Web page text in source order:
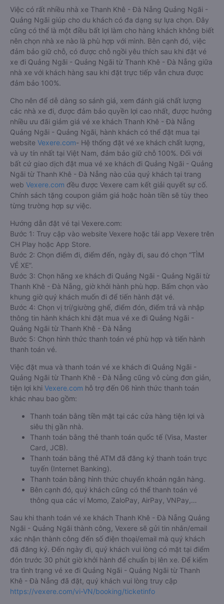
Việc có rất nhiều nhà xe Thanh Khê - Đà Nẵng Quảng Ngãi -
Quảng Ngãi giúp cho du khách có đa dạng sự lựa chọn. Đây
cũng có thể là một điều bất lợi làm cho hàng khách không biết
nên chọn nhà xe nào là phù hợp với mình. Bên cạnh đó, việc
đảm bảo giữ chỗ, có được chỗ ngồi yêu thích sau khi đặt vé
xe đi Quảng Ngãi - Quảng Ngãi từ Thanh Khê - Đà Nẵng giữa
nhà xe với khách hàng sau khi đặt trực tiếp vẫn chưa được
đảm bảo 100%.
Cho nên để dễ dàng so sánh giá, xem đánh giá chất lượng
các nhà xe đi, được đảm bảo quyền lợi cao nhất, được hưởng
nhiều ưu đãi giảm giá vé xe khách Thanh Khê - Đà Nẵng
Quảng Ngãi - Quảng Ngãi, hành khách có thể đặt mua tại
website Vexere.com- Hệ thống đặt vé xe khách chất lượng,
và uy tín nhất tại Việt Nam, đảm bảo giữ chỗ 100%. Đối với
bất cứ giao dịch đặt mua vé xe khách đi Quảng Ngãi - Quảng
Ngãi từ Thanh Khê - Đà Nẵng nào của quý khách tại trang
web Vexere.com đều được Vexere cam kết giải quyết sự cố.
Chính sách tặng coupon giảm giá hoặc hoàn tiền sẽ tùy theo
từng trường hợp sự việc.
Hướng dẫn đặt vé tại Vexere.com:
Bước 1: Truy cập vào website Vexere hoặc tải app Vexere trên
CH Play hoặc App Store.
Bước 2: Chọn điểm đi, điểm đến, ngày đi, sau đó chọn “TÌM
VÉ XE”.
Bước 3: Chọn hãng xe khách đi Quảng Ngãi - Quảng Ngãi từ
Thanh Khê - Đà Nẵng, giờ khởi hành phù hợp. Bấm chọn vào
khung giờ quý khách muốn đi để tiến hành đặt vé.
Bước 4: Chọn vị trí/giường ghế, điểm đón, điểm trả và nhập
thông tin hành khách khi đặt mua vé xe đi Quảng Ngãi -
Quảng Ngãi từ Thanh Khê - Đà Nẵng
Bước 5: Chọn hình thức thanh toán vé phù hợp và tiến hành
thanh toán vé.
Việc đặt mua và thanh toán vé xe khách đi Quảng Ngãi -
Quảng Ngãi từ Thanh Khê - Đà Nẵng cũng vô cùng đơn giản,
tiện lợi khi Vexere.com hỗ trợ đến 06 hình thức thanh toán
khác nhau bao gồm:
Thanh toán bằng tiền mặt tại các cửa hàng tiện lợi và
siêu thị gần nhà.
Thanh toán bằng thẻ thanh toán quốc tế (Visa, Master
Card, JCB).
Thanh toán bằng thẻ ATM đã đăng ký thanh toán trực
tuyến (Internet Banking).
Thanh toán bằng hình thức chuyển khoản ngân hàng.
Bên cạnh đó, quý khách cũng có thể thanh toán vé
thông qua các ví Momo, ZaloPay, AirPay, VNPay,…
Sau khi thanh toán vé xe khách Thanh Khê - Đà Nẵng Quảng
Ngãi - Quảng Ngãi thành công, Vexere sẽ gửi tin nhắn/email
xác nhận thành công đến số điện thoại/email mà quý khách
đã đăng ký. Đến ngày đi, quý khách vui lòng có mặt tại điểm
đón trước 30 phút giờ khởi hành để chuẩn bị lên xe. Để kiểm
tra tình trạng vé xe đi Quảng Ngãi - Quảng Ngãi từ Thanh
Khê - Đà Nẵng đã đặt, quý khách vui lòng truy cập
https://vexere.com/vi-VN/booking/ticketinfo